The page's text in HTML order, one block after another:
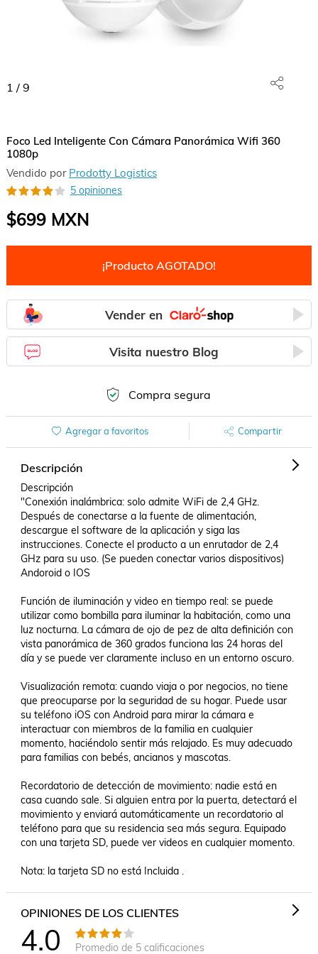
1 / 9
Foco Led Inteligente Con Cámara Panorámica Wifi 360
1080p
Vendido por Prodotty Logistics
5 opiniones
$699MXN
¡Producto AGOTADO!
Vender en
Visita nuestro Blog
Compra segura
Agregar a favoritos Compartir
Descripción
Descripción
"Conexión inalámbrica: solo admite WiFi de 2,4 GHz.
Después de conectarse a la fuente de alimentación,
descargue el software de la aplicación y siga las
instrucciones. Conecte el producto a un enrutador de 2,4
GHz para su uso. (Se pueden conectar varios dispositivos)
Andoroid o IOS
Función de iluminación y video en tiempo real: se puede
utilizar como bombilla para iluminar la habitación, como una
luz nocturna. La cámara de ojo de pez de alta definición con
vista panorámica de 360 grados funciona las 24 horas del
día y se puede ver claramente incluso en un entorno oscuro.
Visualización remota: cuando viaja o por negocios, no tiene
que preocuparse por la seguridad de su hogar. Puede usar
su teléfono iOS con Android para mirar la cámara e
interactuar con miembros de la familia en cualquier
momento, haciéndolo sentir más relajado. Es muy adecuado
para familias con bebés, ancianos y mascotas.
Recordatorio de detección de movimiento: nadie está en
casa cuando sale. Si alguien entra por la puerta, detectará el
movimiento y enviará automáticamente un recordatorio al
teléfono para que su residencia sea más segura. Equipado
con una tarjeta SD, puede ver videos en cualquier momento.
Nota: la tarjeta SD no está Incluida .
OPINIONES DE LOS CLIENTES
4.0 Promedio de 5calificaciones